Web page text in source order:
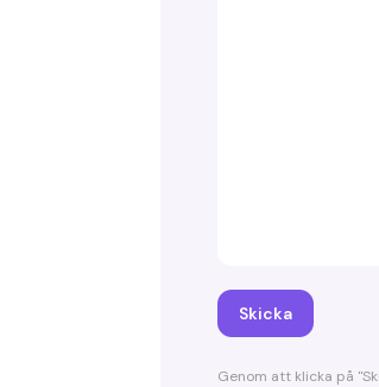
Skicka
Genom att klicka på